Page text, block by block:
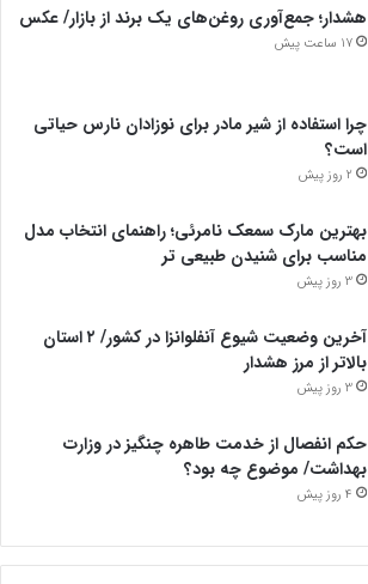
هشدار؛ جمع‌آوری روغن‌های یک برند از بازار/ عکس
17 ساعت پیش
چرا استفاده از شیر مادر برای نوزادان نارس حیاتی
است؟
2 روز پیش
بهترین مارک سمعک نامرئی؛ راهنمای انتخاب مدل
مناسب برای شنیدن طبیعی تر
3 روز پیش
آخرین وضعیت شیوع آنفلوانزا در کشور/ ۲ استان
بالاتر از مرز هشدار
3 روز پیش
حکم انفصال از خدمت طاهره چنگیز در وزارت
بهداشت/ موضوع چه بود؟
4 روز پیش